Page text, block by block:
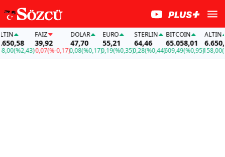
(%2,43)
FAİZ
39,92
-0,07(%-0,17)
DOLAR
47,70
0,08(%0,17)
EURO
55,21
0,19(%0,35)
STERLIN
64,46
0,28(%0,44)
BITCOIN
65.058,01
609,49(%0,95)
ALTIN
6.650,58
158,00